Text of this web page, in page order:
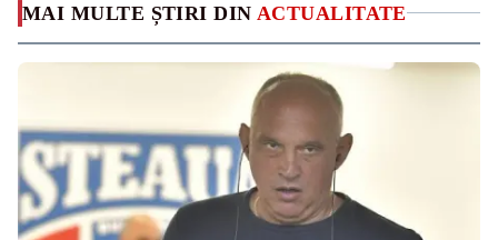
MAI MULTE ȘTIRI DIN ACTUALITATE